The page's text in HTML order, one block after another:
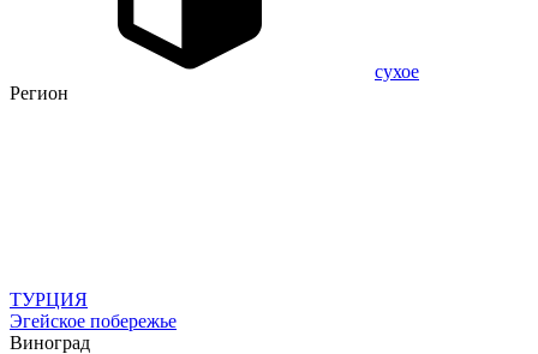
сухое
Регион
ТУРЦИЯ
Эгейское побережье
Виноград